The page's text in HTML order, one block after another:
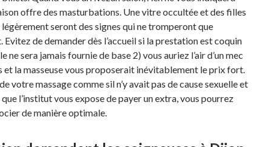
offre des masturbations. Une vitre occultée et des filles
seront des signes qui ne tromperont que
Evitez de demander dès l’accueil si la prestation est coquin
ne sera jamais fournie de base 2) vous auriez l’air d’un mec
et la masseuse vous proposerait inévitablement le prix fort.
votre massage comme sil n’y avait pas de cause sexuelle et
l’institut vous expose de payer un extra, vous pourrez
de manière optimale.